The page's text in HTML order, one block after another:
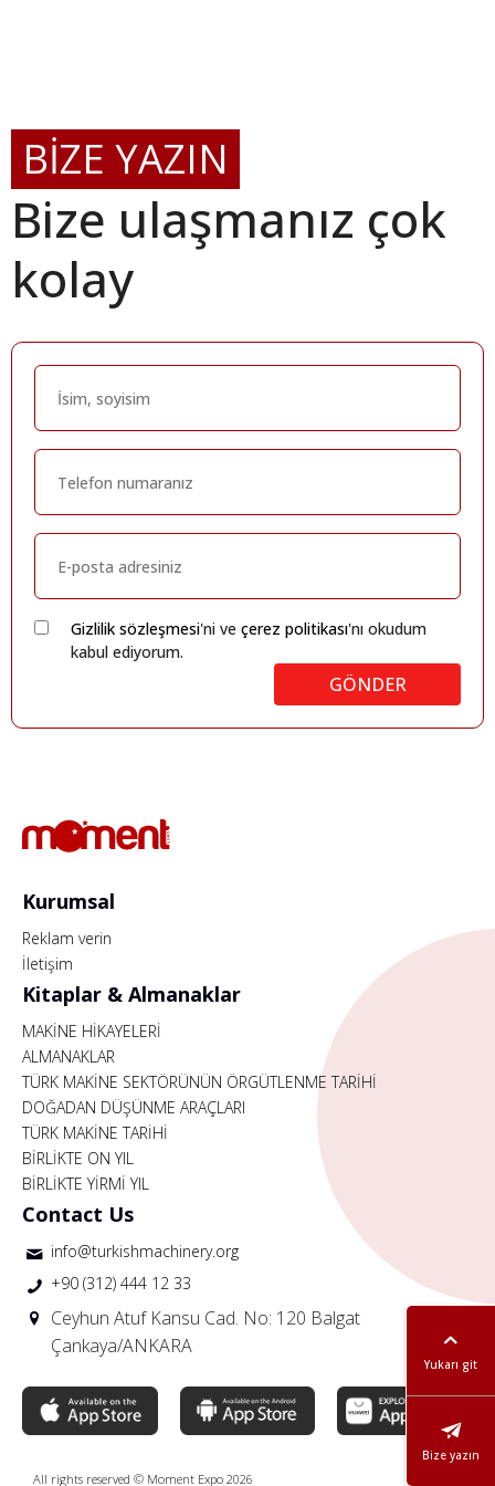
BİZE YAZIN
Bize ulaşmanız çok
kolay
Gizlilik sözleşmesi'ni ve çerez politikası'nı okudum
kabul ediyorum.
GÖNDER
Yukarı git
Bize yazın
Kurumsal
Reklam verin
İletişim
Kitaplar & Almanaklar
MAKİNE HİKAYELERİ
ALMANAKLAR
TÜRK MAKİNE SEKTÖRÜNÜN ÖRGÜTLENME TARİHİ
DOĞADAN DÜŞÜNME ARAÇLARI
TÜRK MAKİNE TARİHİ
BİRLİKTE ON YIL
BİRLİKTE YİRMİ YIL
Contact Us
info@turkishmachinery.org
+90 (312) 444 12 33
Ceyhun Atuf Kansu Cad. No: 120 Balgat
Çankaya/ANKARA
All rights reserved © Moment Expo 2026